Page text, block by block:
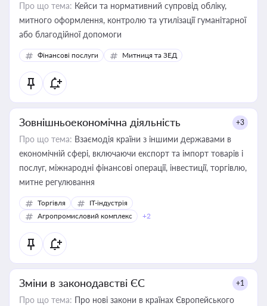
Про що тема: Кейси та нормативний супровід обліку,
митного оформлення, контролю та утилізації гуманітарної
або благодійної допомоги
Фінансові послуги Митниця та ЗЕД
Зовнішньоекономічна діяльність +3
Про що тема: Взаємодія країни з іншими державами в
економічній сфері, включаючи експорт та імпорт товарів і
послуг, міжнародні фінансові операції, інвестиції, торгівлю,
митне регулювання
Торгівля
IT-індустрія
Агропромисловий комплекс
+2
Зміни в законодавстві ЄС +1
Про що тема: Про нові закони в країнах Європейського